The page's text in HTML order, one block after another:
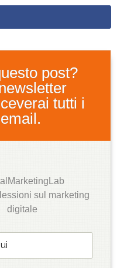
post?
tutti i
sul marketing
digitale